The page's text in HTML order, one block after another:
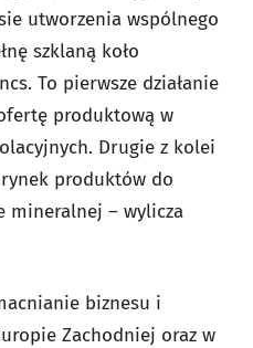
utworzenia wspólnego
szklaną koło
To pierwsze działanie
produktową w
Drugie z kolei
produktów do
mineralnej – wylicza
biznesu i
Zachodniej oraz w